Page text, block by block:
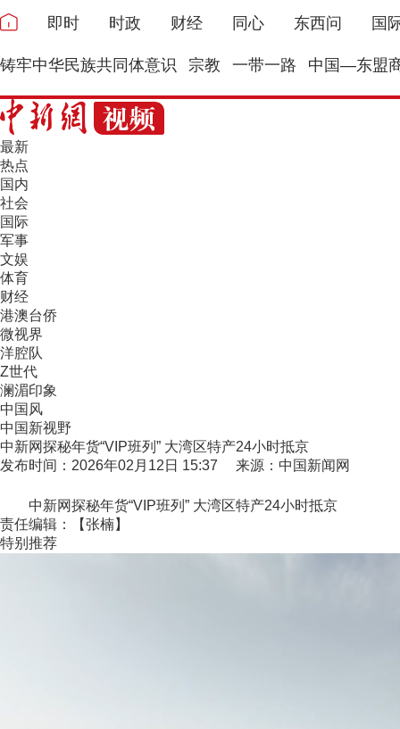
即时 时政 财经 同心 东西问 国
铸牢中华民族共同体意识 宗教 一带一路 中国—东盟
最新
热点
国内
社会
国际
军事
文娱
体育
财经
港澳台侨
微视界
洋腔队
Z世代
澜湄印象
中国风
中国新视野
中新网探秘年货“VIP班列” 大湾区特产24小时抵京
发布时间：2026年02月12日 15:37 来源：中国新闻网
中新网探秘年货“VIP班列” 大湾区特产24小时抵京
责任编辑：【张楠】
特别推荐